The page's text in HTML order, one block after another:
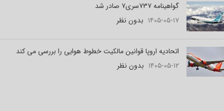
گواهینامه ۷۳۷سری۷ صادر شد
۱۴۰۵-۰۵-۱۷ بدون نظر
اتحادیه اروپا قوانین مالکیت خطوط هوایی را بررسی می کند
۱۴۰۵-۰۵-۱۲ بدون نظر